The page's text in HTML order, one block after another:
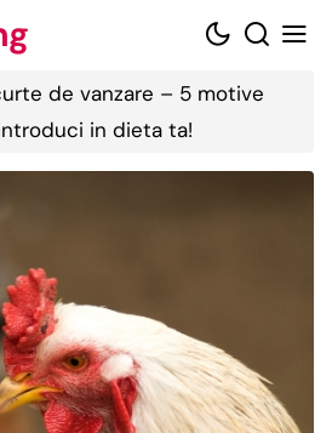
de vanzare – 5 motive
in dieta ta!